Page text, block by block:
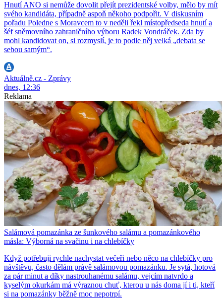
Hnutí ANO si nemůže dovolit přejít prezidentské volby, mělo by mít
svého kandidáta, případně aspoň někoho podpořit. V diskusním
pořadu Poledne s Moravcem to v neděli řekl místopředseda hnutí a
šéf sněmovního zahraničního výboru Radek Vondráček. Zda by
mohl kandidovat on, si rozmyslí, je to podle něj velká „debata se
sebou samým“.
Aktuálně.cz - Zprávy
dnes, 12:36
Reklama
Salámová pomazánka ze šunkového salámu a pomazánkového
másla: Výborná na svačinu i na chlebíčky
Když potřebuji rychle nachystat večeři nebo něco na chlebíčky pro
návštěvu, často dělám právě salámovou pomazánku. Je sytá, hotová
za pár minut a díky nastrouhanému salámu, vejcím natvrdo a
kyselým okurkám má výraznou chuť, kterou u nás doma jí i ti, kteří
si na pomazánky běžně moc nepotrpí.